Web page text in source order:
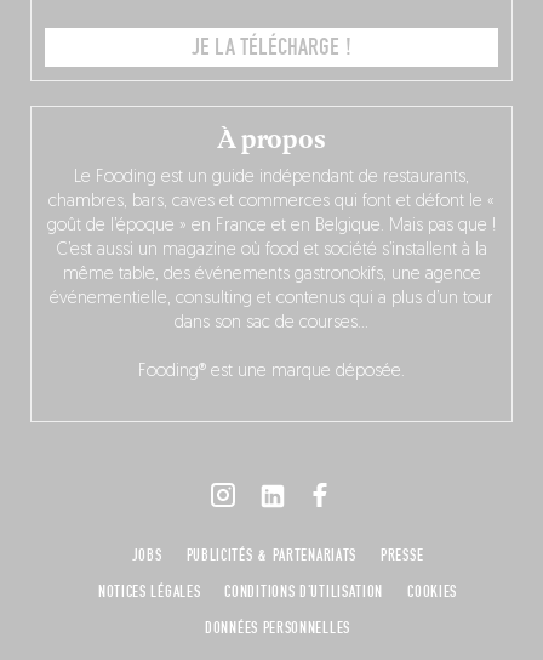
À propos
Le Fooding est un guide indépendant de restaurants,
chambres, bars, caves et commerces qui font et défont le «
goût de l’époque » en France et en Belgique. Mais pas que !
C’est aussi un magazine où food et société s’installent à la
même table, des événements gastronokifs, une agence
événementielle, consulting et contenus qui a plus d’un tour
dans son sac de courses…
Fooding® est une marque déposée.
JE LA TÉLÉCHARGE !
JOBS PUBLICITÉS & PARTENARIATS
PRESSE
NOTICES LÉGALES
CONDITIONS D'UTILISATION
COOKIES
DONNÉES PERSONNELLES